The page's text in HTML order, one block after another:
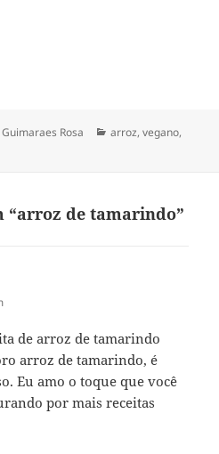
Guimaraes Rosa Categorias
arroz,vegano,
“arroz de tamarindo”
de arroz de tamarindo
arroz de tamarindo, é
Eu amo o toque que você
por mais receitas